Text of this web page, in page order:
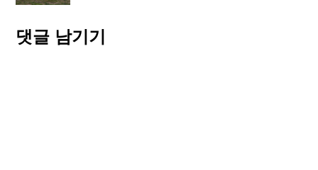
댓글 남기기